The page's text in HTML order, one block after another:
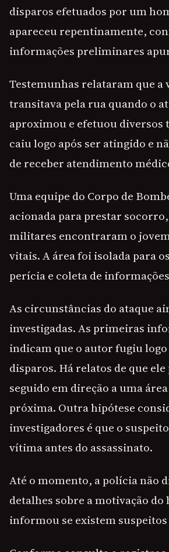
disparos efetuados por um
apareceu repentinamente,
informações preliminares
Testemunhas relataram que a
transitava pela rua quando o
aproximou e efetuou diversos
caiu logo após ser atingido e
de receber atendimento
Uma equipe do Corpo de
acionada para prestar
militares encontraram o
vitais. A área foi isolada para
perícia e coleta de
As circunstâncias do ataque
investigadas. As primeiras
indicam que o autor fugiu logo
disparos. Há relatos de que ele
seguido em direção a uma
próxima. Outra hipótese
investigadores é que o
vítima antes do assassinato.
Até o momento, a polícia não
detalhes sobre a motivação
informou se existem